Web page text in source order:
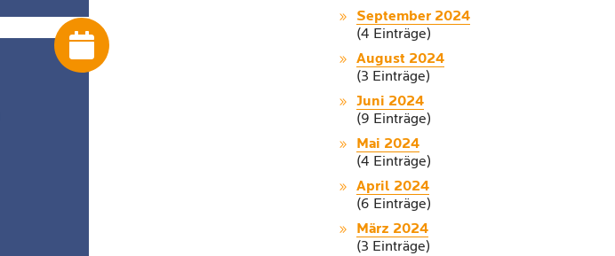
September 2024
(4 Einträge)
August 2024
(3 Einträge)
Juni 2024
(9 Einträge)
Mai 2024
(4 Einträge)
April 2024
(6 Einträge)
März 2024
(3 Einträge)